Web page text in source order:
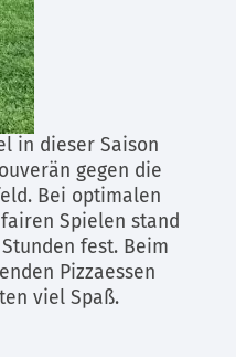
in dieser Saison
gegen die
Bei optimalen
Spielen stand
fest. Beim
Pizzaessen
viel Spaß.